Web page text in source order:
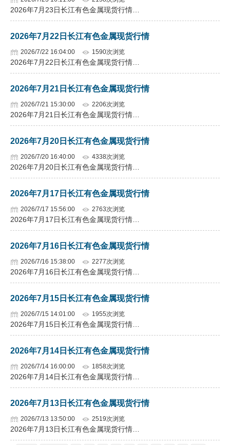
2026年7月23日长江有色金属现货行情…
2026年7月22日长江有色金属现货行情
2026/7/22 16:04:00 1590次浏览
2026年7月22日长江有色金属现货行情…
2026年7月21日长江有色金属现货行情
2026/7/21 15:30:00 2206次浏览
2026年7月21日长江有色金属现货行情…
2026年7月20日长江有色金属现货行情
2026/7/20 16:40:00 4338次浏览
2026年7月20日长江有色金属现货行情…
2026年7月17日长江有色金属现货行情
2026/7/17 15:56:00 2763次浏览
2026年7月17日长江有色金属现货行情…
2026年7月16日长江有色金属现货行情
2026/7/16 15:38:00 2277次浏览
2026年7月16日长江有色金属现货行情…
2026年7月15日长江有色金属现货行情
2026/7/15 14:01:00 1955次浏览
2026年7月15日长江有色金属现货行情…
2026年7月14日长江有色金属现货行情
2026/7/14 16:00:00 1858次浏览
2026年7月14日长江有色金属现货行情…
2026年7月13日长江有色金属现货行情
2026/7/13 13:50:00 2519次浏览
2026年7月13日长江有色金属现货行情…